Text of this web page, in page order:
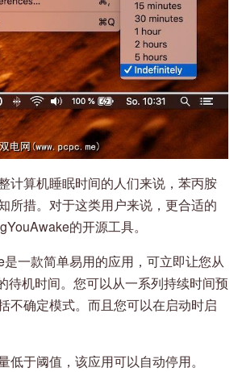
计算机睡眠时间的人们来说，苯丙胺
所措。对于这类用户来说，更合适的
的开源工具。
一款简单易用的应用，可立即让您从
待机时间。您可以从一系列持续时间预
不确定模式。而且您可以在启动时启
低于阈值，该应用可以自动停用。